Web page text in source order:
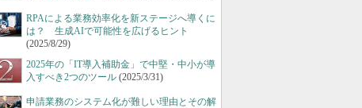
RPAによる業務効率化を新ステージへ導くに
は？ 生成AIで可能性を広げるヒント
(2025/8/29)
2025年の「IT導入補助金」で中堅・中小が導
入すべき2つのツール (2025/3/31)
申請業務のシステム化が難しい理由とその解